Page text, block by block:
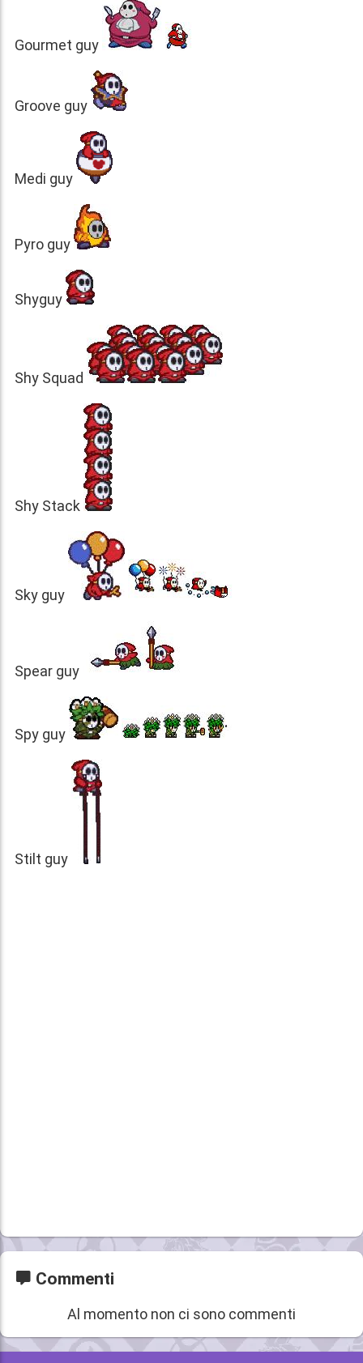
Gourmet guy
Groove guy
Medi guy
Pyro guy
Shyguy
Shy Squad
Shy Stack
Sky guy
Spear guy
Spy guy
Stilt guy
Commenti
Al momento non ci sono commenti